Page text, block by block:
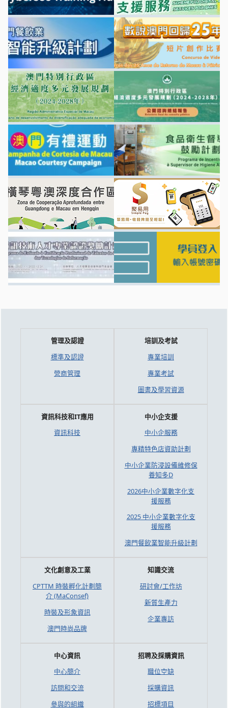
管理及認證
標準及認證
營商管理
培訓及考試
專業培訓
專業考試
圖書及學習資源
資訊科技和IT應用
資訊科技
中小企支援
中小企服務
專精特色店資助計劃
中小企業防浸設備維修保
養知多D
2026中小企業數字化支
援服務
2025 中小企業數字化支
援服務
澳門餐飲業智能升級計劃
文化創意及工業
CPTTM 時裝孵化計劃簡
介 (MaConsef)
時裝及形象資訊
澳門時尚品牌
知識交流
研討會/工作坊
新質生產力
企業專訪
中心資訊
中心簡介
訪問和交流
參與的組織
招聘及採購資訊
職位空缺
採購資訊
招標項目